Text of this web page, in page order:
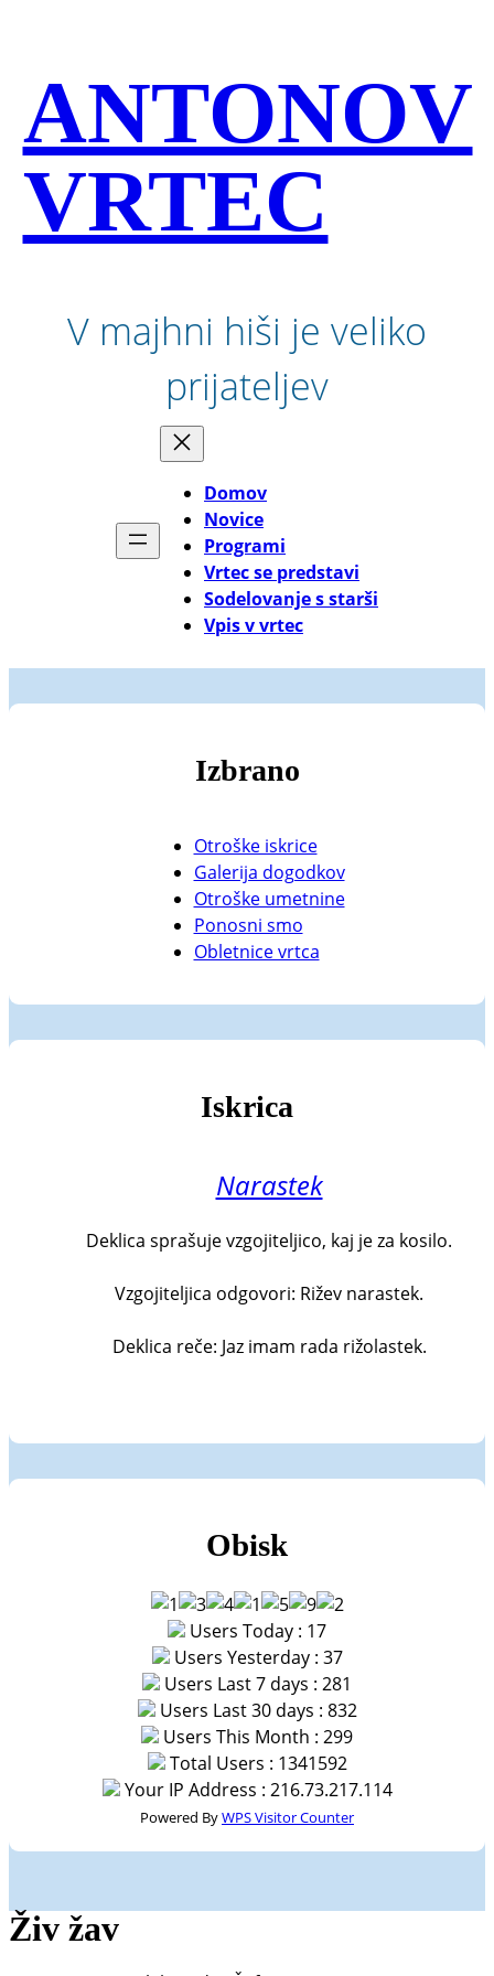
ANTONOV
VRTEC
V majhni hiši je veliko
prijateljev
Domov
Novice
Programi
Vrtec se predstavi
Sodelovanje s starši
Vpis v vrtec
Izbrano
Otroške iskrice
Galerija dogodkov
Otroške umetnine
Ponosni smo
Obletnice vrtca
Iskrica
Narastek
Deklica sprašuje vzgojiteljico, kaj je za kosilo.
Vzgojiteljica odgovori: Rižev narastek.
Deklica reče: Jaz imam rada rižolastek.
Obisk
Users Today : 17
Users Yesterday : 37
Users Last 7 days : 281
Users Last 30 days : 832
Users This Month : 299
Total Users : 1341592
Your IP Address : 216.73.217.114
Powered ByWPS Visitor Counter
Živ žav